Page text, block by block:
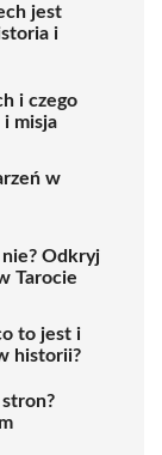
jest
i
i czego
i misja
w
Odkryj
Tarocie
to jest i
historii?